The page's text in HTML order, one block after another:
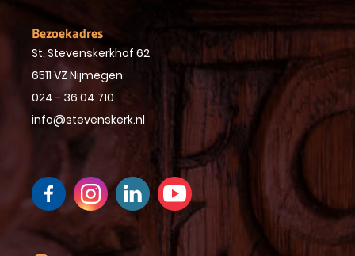
Bezoekadres
St. Stevenskerkhof 62
6511 VZ Nijmegen
024 - 36 04 710
info@stevenskerk.nl